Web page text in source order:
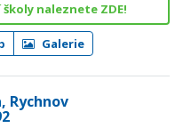
naleznete ZDE!
Galerie
Rychnov